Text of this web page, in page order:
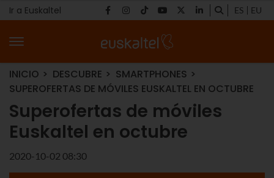
Ir a Euskaltel ES EU
INICIO DESCUBRE
SMARTPHONES
SUPEROFERTAS DE MÓVILES EUSKALTEL EN OCTUBRE
Superofertas de móviles
Euskaltel en octubre
2020-10-02 08:30